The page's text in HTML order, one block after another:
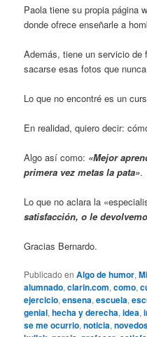
Paola tiene su propia página
donde ofrece enseñarle a
Además, tiene un servicio de
sacarse esas fotos que
Lo que no encontré es un
En realidad, quiero decir:
Algo así como: «Mejor
primera vez metas la pata».
Lo que no aclara la
satisfacción, o le
Gracias Bernardo.
Publicado en Algo de humor,
alumnado,clarin.com,como,
ejercicio,ensena,escuela,
genial,hecha y derecha,idea,
se me ocurrio,noticia,